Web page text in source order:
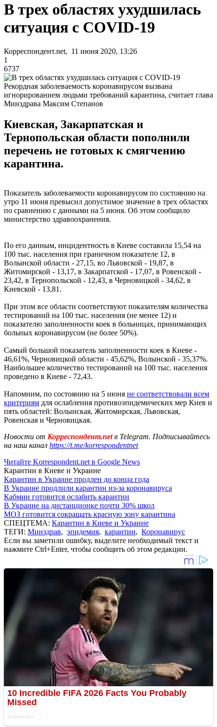
В трех областях ухудшилась
ситуация с COVID-19
Корреспондент.net, 11 июня 2020, 13:26
1
6737
Рекордная заболеваемость коронавирусом вызвана
игнорированием людьми требований карантина, считает глава
Минздрава Максим Степанов
Киевская, Закарпатская и
Тернопольская области пополнили
перечень не готовых к смягчению
карантина.
Показатель заболеваемости коронавирусом по состоянию на
утро 11 июня превысил допустимое значение в трех областях
по сравнению с данными на 5 июня. Об этом сообщило
министерство здравоохранения.
По его данным, инцидентность в Киеве составила 15,54 на
100 тыс. населения при граничном показателе 12, в
Волынской области - 27,15, во Львовской - 19,87, в
Житомирской - 13,17, в Закарпатской - 17,07, в Ровенской -
23,42, в Тернопольской - 12,43, в Черновицкой - 34,62, в
Киевской - 13,81.
При этом все области соответствуют показателям количества
тестирований на 100 тыс. населения (не менее 12) и
показателю заполненности коек в больницах, принимающих
больных коронавирусом (не более 50%).
Самый большой показатель заполненности коек в Киеве -
46,61%, Черновицкой области - 45,62%, Волынской - 35,37%.
Наибольшее количество тестирований на 100 тыс. населения
проведено в Киеве - 72,43.
Напомним, по состоянию на 5 июня не соответствовали всем
критериям для ослабления противоэпидемических мер Киев и
пять областей: Волынская, Житомирская, Львовская,
Ровенская и Черновицкая.
Новости от Корреспондент.netв Telegram. Подписывайтесь
на наш канал https://t.me/korrespondentnet
Читайте Korrespondent.net в Google News
Карантин в Киеве и Украине
Карантин в Украине продлен до конца года
В Украине продлили карантин из-за коронавируса
Кабмин готовится ослабить карантин
В Украине на дистанционке почти 30% школ
МОЗ готовится сокращать красную зону карантина
СПЕЦТЕМА: Карантин в Киеве и Украине
ТЕГИ: Минздрав, эпидемия, карантин, Коронавирус
Если вы заметили ошибку, выделите необходимый текст и
нажмите Ctrl+Enter, чтобы сообщить об этом редакции.